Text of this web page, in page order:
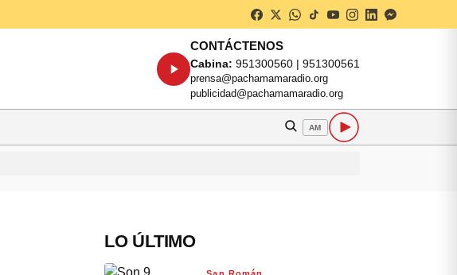
CONTÁCTENOS
Cabina: 951300560 | 951300561
prensa@pachamamaradio.org
publicidad@pachamamaradio.org
AM
LO ÚLTIMO